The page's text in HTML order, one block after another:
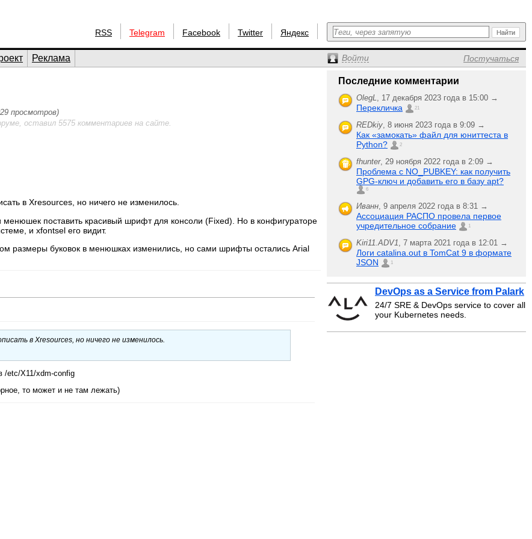
RSS Telegram Facebook Twitter Яндекс
Реклама Войти Постучаться
просмотров)
оставил 5575 комментариев на сайте.
в Xresources, но ничего не изменилось.
менюшек поставить красивый шрифт для консоли (Fixed). Но в конфигураторе
и xfontsel его видит.
размеры буковок в менюшках изменились, но сами шрифты остались Arial
в Xresources, но ничего не изменилось.
/etc/X11/xdm-config
то может и не там лежать)
Последние комментарии
OlegL, 17 декабря 2023 года в 15:00 →
Перекличка 21
REDkiy, 8 июня 2023 года в 9:09 →
Как «замокать» файл для юниттеста в
Python?
2
fhunter, 29 ноября 2022 года в 2:09 →
Проблема с NO_PUBKEY: как получить
GPG-ключ и добавить его в базу apt?
6
Иванн, 9 апреля 2022 года в 8:31 →
Ассоциация РАСПО провела первое
учредительное собрание
1
Kiri11.ADV1, 7 марта 2021 года в 12:01 →
Логи catalina.out в TomCat 9 в формате
JSON
1
DevOps as a Service from Palark
24/7 SRE & DevOps service to cover all
your Kubernetes needs.